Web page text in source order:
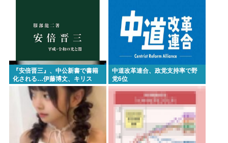
『安倍晋三』、中公新書で書籍
化される…伊藤博文、キリス
ト、天皇と同格に…
中道改革連合、政党支持率で野
党6位